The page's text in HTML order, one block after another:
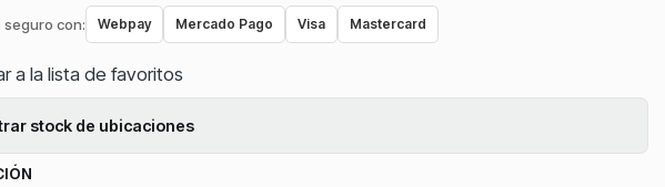
seguro con: Webpay Mercado Pago Visa Mastercard
a la lista de favoritos
stock de ubicaciones